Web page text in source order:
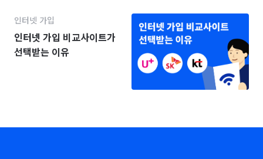
인터넷 가입
인터넷 가입 비교사이트가
선택받는 이유